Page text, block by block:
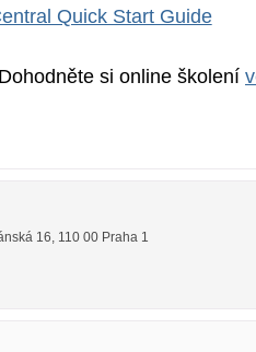
Quick Start Guide
si online školení
16 110 00 Praha 1